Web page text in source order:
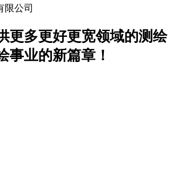
更多更好更宽领域的测绘
事业的新篇章！